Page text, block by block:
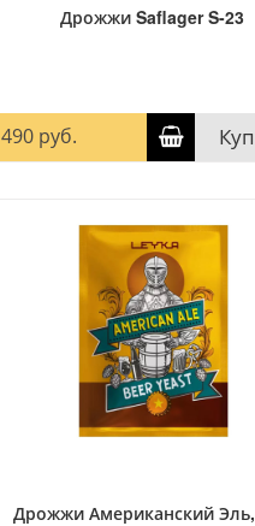
Дрожжи Saflager S-23
490 руб.
Дрожжи Американский Эль,